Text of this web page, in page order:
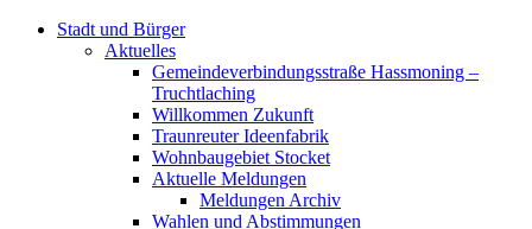
Stadt und Bürger
Aktuelles
Gemeindeverbindungsstraße Hassmoning –
Truchtlaching
Willkommen Zukunft
Traunreuter Ideenfabrik
Wohnbaugebiet Stocket
Aktuelle Meldungen
Meldungen Archiv
Wahlen und Abstimmungen